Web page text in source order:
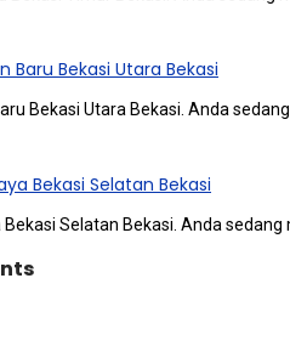
Baru Bekasi Utara Bekasi
Bekasi Utara Bekasi. Anda
Bekasi Selatan Bekasi
Selatan Bekasi. Anda